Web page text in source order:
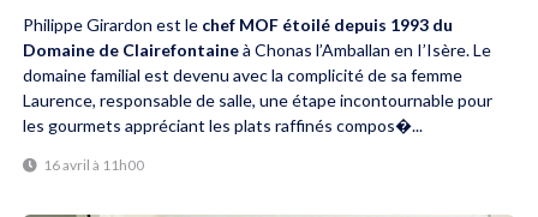
Philippe Girardon est le chef MOF étoilé depuis 1993 du
Domaine de Clairefontaineà Chonas l’Amballan en I’Isère. Le
domaine familial est devenu avec la complicité de sa femme
Laurence, responsable de salle, une étape incontournable pour
les gourmets appréciant les plats raffinés compos�...
16 avril à 11h00